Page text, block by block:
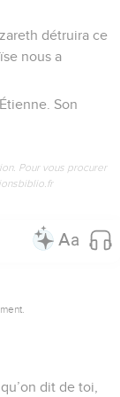
détruira ce
nous a
Son
Pour vous procurer
dit de toi,